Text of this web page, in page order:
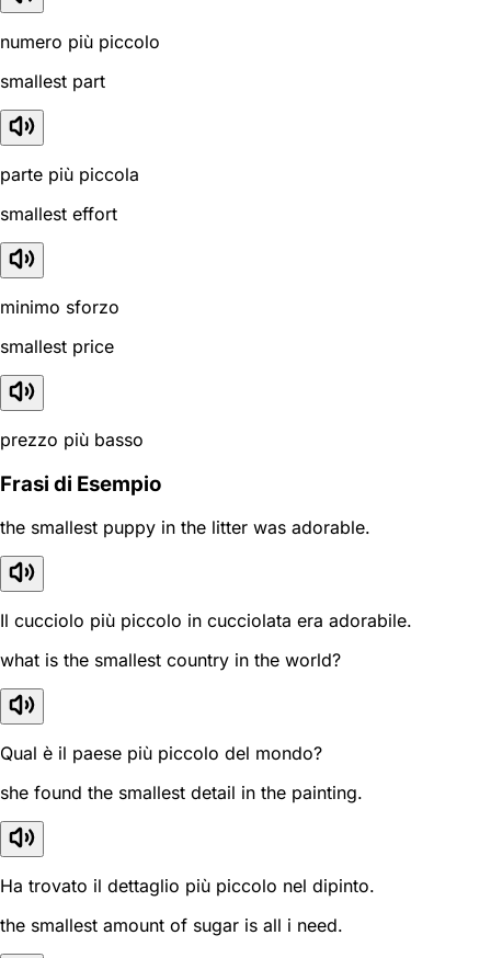
numero più piccolo
smallest part
parte più piccola
smallest effort
minimo sforzo
smallest price
prezzo più basso
Frasi di Esempio
the smallest puppy in the litter was adorable.
Il cucciolo più piccolo in cucciolata era adorabile.
what is the smallest country in the world?
Qual è il paese più piccolo del mondo?
she found the smallest detail in the painting.
Ha trovato il dettaglio più piccolo nel dipinto.
the smallest amount of sugar is all i need.